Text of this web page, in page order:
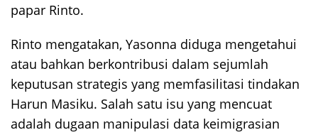
papar Rinto.
Rinto mengatakan, Yasonna diduga mengetahui
atau bahkan berkontribusi dalam sejumlah
keputusan strategis yang memfasilitasi tindakan
Harun Masiku. Salah satu isu yang mencuat
adalah dugaan manipulasi data keimigrasian